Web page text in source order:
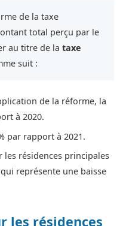
de la taxe
total perçu par le
au titre de la taxe
suit :
de la réforme, la
à 2020.
par rapport à 2021.
les résidences principales
représente une baisse
les résidences